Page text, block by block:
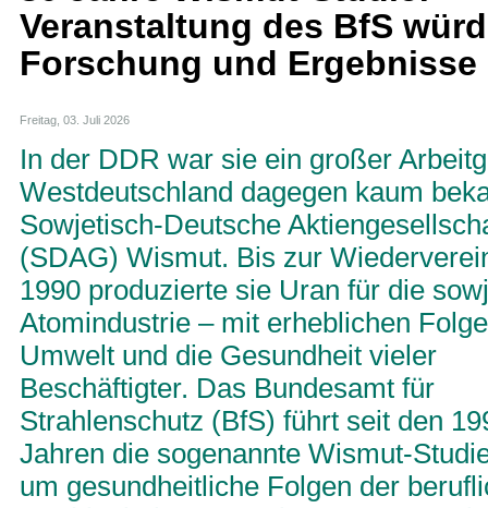
Veranstaltung des BfS
Forschung und Ergebnisse
Freitag, 03. Juli 2026
In der DDR war sie ein großer
Westdeutschland dagegen kaum
Sowjetisch-Deutsche
(SDAG) Wismut. Bis zur
1990 produzierte sie Uran für die
Atomindustrie – mit erheblichen
Umwelt und die Gesundheit vieler
Beschäftigter. Das Bundesamt für
Strahlenschutz (BfS) führt seit den
Jahren die sogenannte Wismut-
um gesundheitliche Folgen der